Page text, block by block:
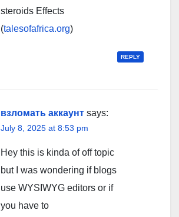
steroids Effects
(talesofafrica.org)
REPLY
взломать аккаунт says:
July 8, 2025 at 8:53 pm
Hey this is kinda of off topic
but I was wondering if blogs
use WYSIWYG editors or if
you have to